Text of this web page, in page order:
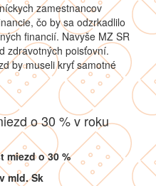
zamestnancov
čo by sa odzrkadlilo
financií. Navyše MZ SR
zdravotných poisťovní.
by museli kryť samotné
o 30 % v roku
miezd o 30 %
v mld. Sk